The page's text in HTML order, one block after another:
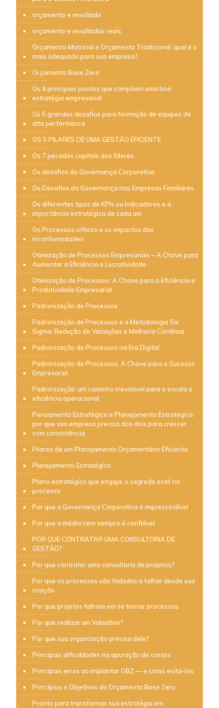
orçamento e resultado
orçamento e resultados reais
Orçamento Matricial e Orçamento Tradicional: qual é o
mais adequado para sua empresa?
Orçamento Base Zero
Os 4 principais pontos que compõem uma boa
estratégia empresarial
Os 5 grandes desafios para formação de equipes de
alta performance
OS 5 PILARES DE UMA GESTÃO EFICIENTE
Os 7 pecados capitais dos líderes
Os desafios da Governança Corporativa
Os Desafios da Governança nas Empresas Familiares
Os diferentes tipos de KPIs ou Indicadores e a
importância estratégica de cada um
Os Processos críticos e os impactos das
inconformidades
Otimização de Processos Empresariais – A Chave para
Aumentar a Eficiência e Lucratividade
Otimização de Processos: A Chave para a Eficiência e
Produtividade Empresarial
Padronização de Processos
Padronização de Processos e a Metodologia Six
Sigma: Redução de Variações e Melhoria Contínua
Padronização de Processos na Era Digital
Padronização de Processos: A Chave para o Sucesso
Empresarial
Padronização: um caminho inevitável para a escala e
eficiência operacional
Pensamento Estratégico e Planejamento Estratégico:
por que sua empresa precisa dos dois para crescer
com consistência
Pilares de um Planejamento Orçamentário Eficiente
Planejamento Estratégico
Plano estratégico que engaja: o segredo está no
processo
Por que a Governança Corporativa é imprescindível
Por que a média nem sempre é confiável
POR QUE CONTRATAR UMA CONSULTORIA DE
GESTÃO?
Por que contratar uma consultoria de projetos?
Por que os processos são fadados a falhar desde sua
criação
Por que projetos falham em se tornar processos
Por que realizar um Valuation?
Por que sua organização precisa dele?
Principais dificuldades na apuração de custos
Principais erros ao implantar OBZ — e como evitá-los
Princípios e Objetivos do Orçamento Base Zero
Pronto para transformar sua estratégia em